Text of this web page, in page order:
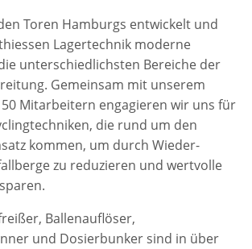
Toren Hamburgs entwickelt und
Lagertechnik moderne
unterschiedlichsten Bereiche der
Gemeinsam mit unserem
Mitarbeitern engagieren wir uns für
die rund um den
kommen, um durch Wieder-
zu reduzieren und wertvolle
Ballenauflöser,
und Dosierbunker sind in über